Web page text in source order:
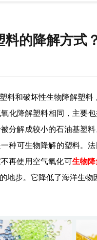
的降解方式
料和破坏性生物降解塑料
化降解塑料相同，主要
分解成较小的石油基塑
种可生物降解的塑料。
再使用空气氧化可生物
地步。它降低了海洋生物